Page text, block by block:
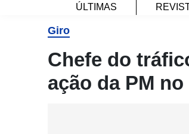
ÚLTIMAS
Giro
Chefe do
ação da PM no